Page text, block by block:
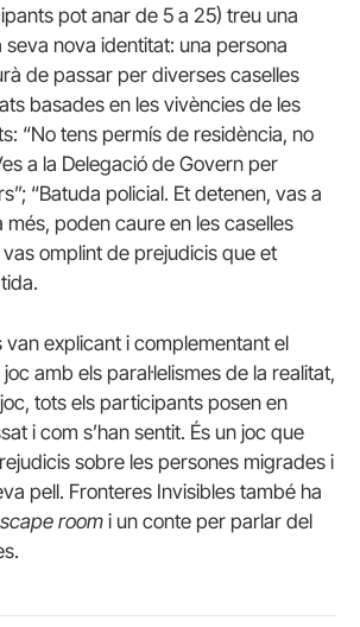
pot anar de 5 a 25) treu una
nova identitat: una persona
de passar per diverses caselles
basades en les vivències de les
“No tens permís de residència, no
a la Delegació de Govern per
“Batuda policial. Et detenen, vas a
més, poden caure en les caselles
vas omplint de prejudicis que et
van explicant i complementant el
amb els paral·lelismes de la realitat,
tots els participants posen en
i com s’han sentit. És un joc que
sobre les persones migrades i
pell. Fronteres Invisibles també ha
scape room i un conte per parlar del